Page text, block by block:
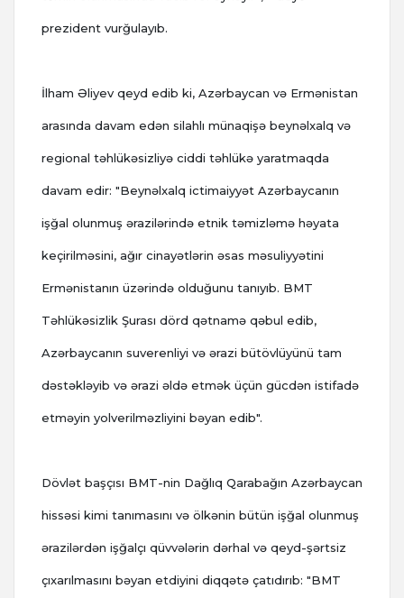
prezident vurğulayıb.
İlham Əliyev qeyd edib ki, Azərbaycan və Ermənistan
arasında davam edən silahlı münaqişə beynəlxalq və
regional təhlükəsizliyə ciddi təhlükə yaratmaqda
davam edir: "Beynəlxalq ictimaiyyət Azərbaycanın
işğal olunmuş ərazilərində etnik təmizləmə həyata
keçirilməsini, ağır cinayətlərin əsas məsuliyyətini
Ermənistanın üzərində olduğunu tanıyıb. BMT
Təhlükəsizlik Şurası dörd qətnamə qəbul edib,
Azərbaycanın suverenliyi və ərazi bütövlüyünü tam
dəstəkləyib və ərazi əldə etmək üçün gücdən istifadə
etməyin yolverilməzliyini bəyan edib".
Dövlət başçısı BMT-nin Dağlıq Qarabağın Azərbaycan
hissəsi kimi tanımasını və ölkənin bütün işğal olunmuş
ərazilərdən işğalçı qüvvələrin dərhal və qeyd-şərtsiz
çıxarılmasını bəyan etdiyini diqqətə çatıdırıb: "BMT